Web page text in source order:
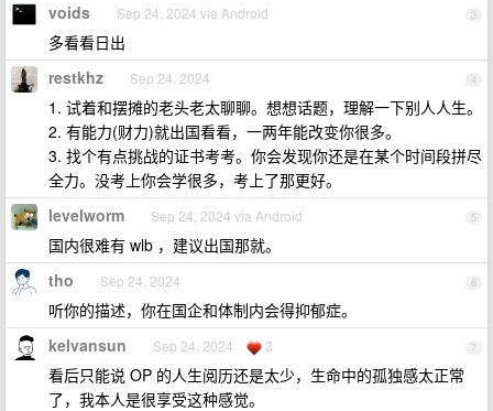
3
voids Sep 24, 2024 via Android
多看看日出
4
restkhz Sep 24, 2024
1. 试着和摆摊的老头老太聊聊。想想话题，理解一下别人人生。
2. 有能力(财力)就出国看看，一两年能改变你很多。
3. 找个有点挑战的证书考考。你会发现你还是在某个时间段拼尽
全力。没考上你会学很多，考上了那更好。
5
levelworm Sep 24, 2024 via Android
国内很难有 wlb ，建议出国那就。
6
tho Sep 24, 2024
听你的描述，你在国企和体制内会得抑郁症。
7
kelvansun Sep 24, 2024 3
看后只能说 OP 的人生阅历还是太少，生命中的孤独感太正常
了，我本人是很享受这种感觉。